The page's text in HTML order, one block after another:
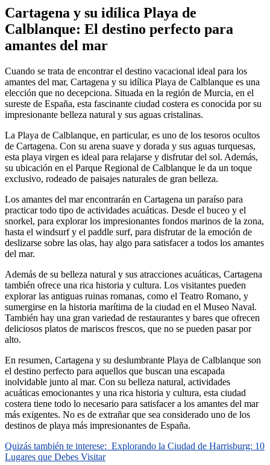
Cartagena y su idílica Playa de
Calblanque: El destino perfecto para
amantes del mar
Cuando se trata de encontrar el destino vacacional ideal para los
amantes del mar, Cartagena y su idílica Playa de Calblanque es una
elección que no decepciona. Situada en la región de Murcia, en el
sureste de España, esta fascinante ciudad costera es conocida por su
impresionante belleza natural y sus aguas cristalinas.
La Playa de Calblanque, en particular, es uno de los tesoros ocultos
de Cartagena. Con su arena suave y dorada y sus aguas turquesas,
esta playa virgen es ideal para relajarse y disfrutar del sol. Además,
su ubicación en el Parque Regional de Calblanque le da un toque
exclusivo, rodeado de paisajes naturales de gran belleza.
Los amantes del mar encontrarán en Cartagena un paraíso para
practicar todo tipo de actividades acuáticas. Desde el buceo y el
snorkel, para explorar los impresionantes fondos marinos de la zona,
hasta el windsurf y el paddle surf, para disfrutar de la emoción de
deslizarse sobre las olas, hay algo para satisfacer a todos los amantes
del mar.
Además de su belleza natural y sus atracciones acuáticas, Cartagena
también ofrece una rica historia y cultura. Los visitantes pueden
explorar las antiguas ruinas romanas, como el Teatro Romano, y
sumergirse en la historia marítima de la ciudad en el Museo Naval.
También hay una gran variedad de restaurantes y bares que ofrecen
deliciosos platos de mariscos frescos, que no se pueden pasar por
alto.
En resumen, Cartagena y su deslumbrante Playa de Calblanque son
el destino perfecto para aquellos que buscan una escapada
inolvidable junto al mar. Con su belleza natural, actividades
acuáticas emocionantes y una rica historia y cultura, esta ciudad
costera tiene todo lo necesario para satisfacer a los amantes del mar
más exigentes. No es de extrañar que sea considerado uno de los
destinos de playa más impresionantes de España.
Quizás también te interese: Explorando la Ciudad de Harrisburg: 10
Lugares que Debes Visitar